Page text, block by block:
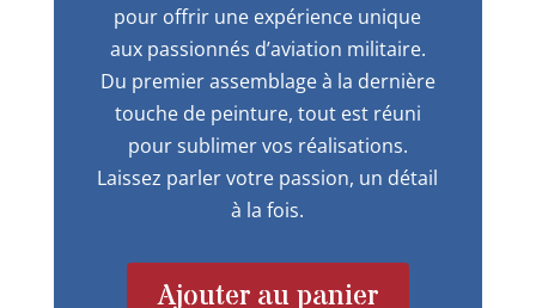
pour offrir une expérience unique
aux passionnés d’aviation militaire.
Du premier assemblage à la dernière
touche de peinture, tout est réuni
pour sublimer vos réalisations.
Laissez parler votre passion, un détail
à la fois.
Ajouter au panier